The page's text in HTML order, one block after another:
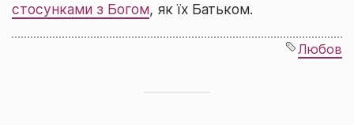
стосунками з Богом, як їх Батьком.
Любов